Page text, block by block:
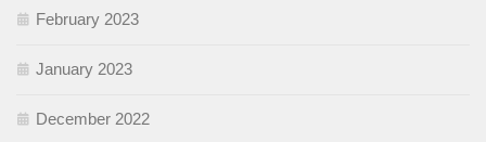
February 2023
January 2023
December 2022